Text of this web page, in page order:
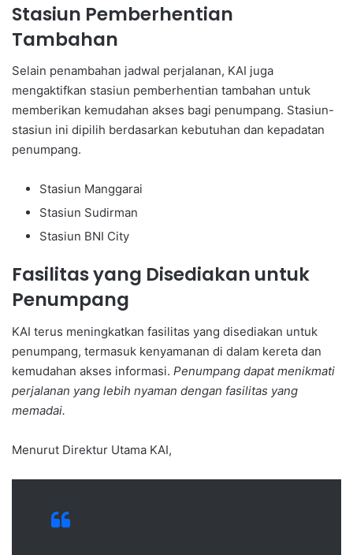
Stasiun Pemberhentian
Tambahan
Selain penambahan jadwal perjalanan, KAI juga
mengaktifkan stasiun pemberhentian tambahan untuk
memberikan kemudahan akses bagi penumpang. Stasiun-
stasiun ini dipilih berdasarkan kebutuhan dan kepadatan
penumpang.
Stasiun Manggarai
Stasiun Sudirman
Stasiun BNI City
Fasilitas yang Disediakan untuk
Penumpang
KAI terus meningkatkan fasilitas yang disediakan untuk
penumpang, termasuk kenyamanan di dalam kereta dan
kemudahan akses informasi. Penumpang dapat menikmati
perjalanan yang lebih nyaman dengan fasilitas yang
memadai.
Menurut Direktur Utama KAI,